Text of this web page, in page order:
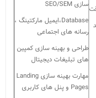
سازیSEO/SEM
Database،ایمیل مارکتینگ ،
رسانه های اجتماعی
طراحی و بهینه سازی کمپین
های تبلیغات دیجیتال
مهارت بهینه سازیLanding
Pages و پنل های کاربری